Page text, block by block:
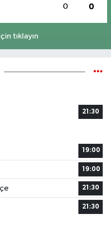
0 0
tıklayın
21:30
19:00
19:00
21:30
21:30